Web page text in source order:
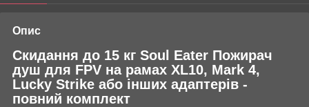
Опис
Скидання до 15 кг Soul Eater Пожирач
душ для FPV на рамах XL10, Mark 4,
Lucky Strike або інших адаптерів -
повний комплект